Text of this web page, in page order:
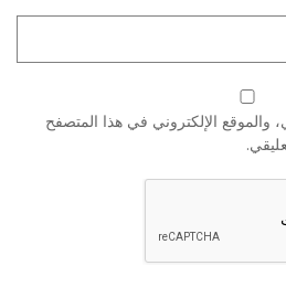
والموقع الإلكتروني في هذا المتصفح